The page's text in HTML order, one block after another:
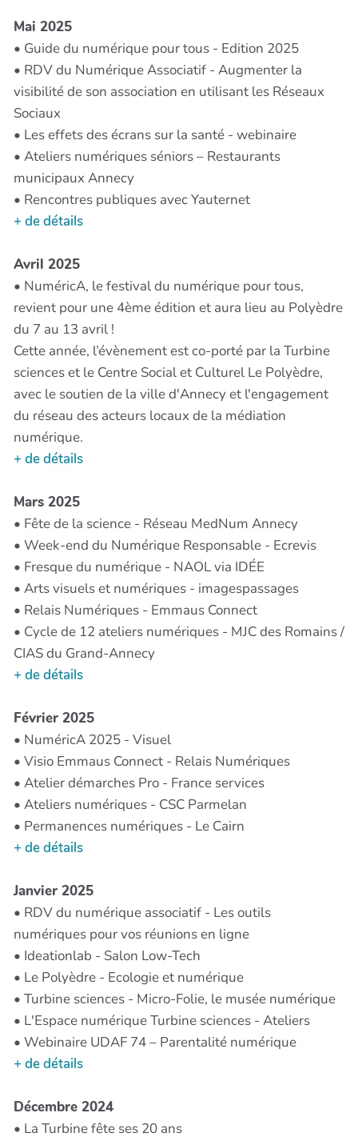
Mai 2025
• Guide du numérique pour tous - Edition 2025
• RDV du Numérique Associatif - Augmenter la
visibilité de son association en utilisant les Réseaux
Sociaux
• Les effets des écrans sur la santé - webinaire
• Ateliers numériques séniors – Restaurants
municipaux Annecy
• Rencontres publiques avec Yauternet
+ de détails
Avril 2025
• NuméricA, le festival du numérique pour tous,
revient pour une 4ème édition et aura lieu au Polyèdre
du 7 au 13 avril !
Cette année, l’évènement est co-porté par la Turbine
sciences et le Centre Social et Culturel Le Polyèdre,
avec le soutien de la ville d'Annecy et l'engagement
du réseau des acteurs locaux de la médiation
numérique.
+ de détails
Mars 2025
• Fête de la science - Réseau MedNum Annecy
• Week-end du Numérique Responsable - Ecrevis
• Fresque du numérique - NAOL via IDÉE
• Arts visuels et numériques - imagespassages
• Relais Numériques - Emmaus Connect
• Cycle de 12 ateliers numériques - MJC des Romains /
CIAS du Grand-Annecy
+ de détails
Février 2025
• NuméricA 2025 - Visuel
• Visio Emmaus Connect - Relais Numériques
• Atelier démarches Pro - France services
• Ateliers numériques - CSC Parmelan
• Permanences numériques - Le Cairn
+ de détails
Janvier 2025
• RDV du numérique associatif - Les outils
numériques pour vos réunions en ligne
• Ideationlab - Salon Low-Tech
• Le Polyèdre - Ecologie et numérique
• Turbine sciences - Micro-Folie, le musée numérique
• L'Espace numérique Turbine sciences - Ateliers
• Webinaire UDAF 74 – Parentalité numérique
+ de détails
Décembre 2024
• La Turbine fête ses 20 ans